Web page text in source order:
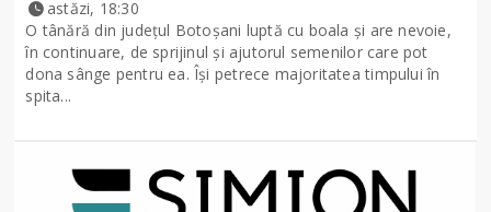
astăzi, 18:30
O tânără din județul Botoșani luptă cu boala și are nevoie,
în continuare, de sprijinul și ajutorul semenilor care pot
dona sânge pentru ea. Își petrece majoritatea timpului în
spita...